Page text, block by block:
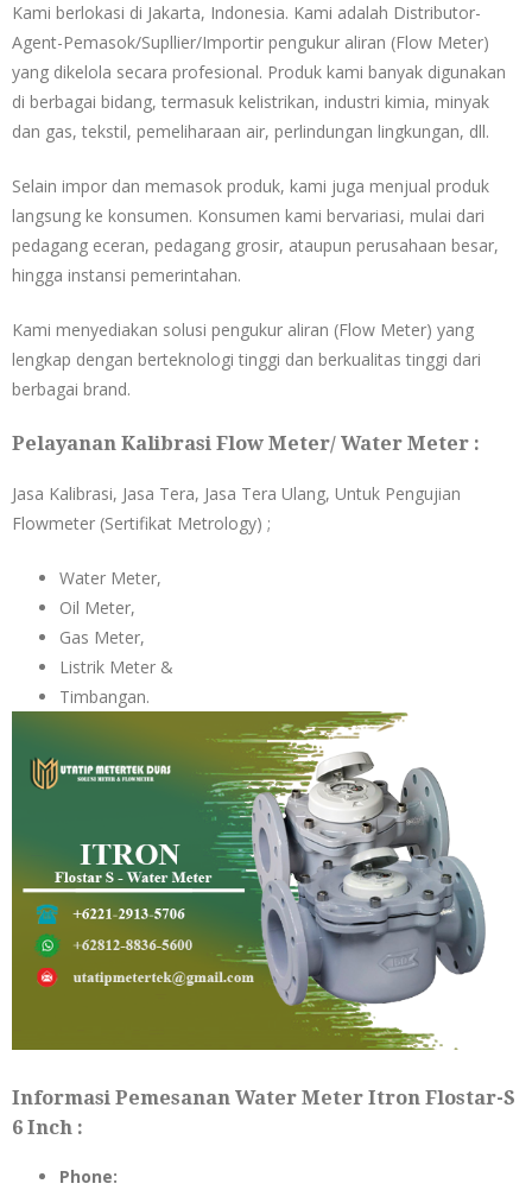
Kami berlokasi di Jakarta, Indonesia. Kami adalah Distributor-
Agent-Pemasok/Supllier/Importir pengukur aliran (Flow Meter)
yang dikelola secara profesional. Produk kami banyak digunakan
di berbagai bidang, termasuk kelistrikan, industri kimia, minyak
dan gas, tekstil, pemeliharaan air, perlindungan lingkungan, dll.
Selain impor dan memasok produk, kami juga menjual produk
langsung ke konsumen. Konsumen kami bervariasi, mulai dari
pedagang eceran, pedagang grosir, ataupun perusahaan besar,
hingga instansi pemerintahan.
Kami menyediakan solusi pengukur aliran (Flow Meter) yang
lengkap dengan berteknologi tinggi dan berkualitas tinggi dari
berbagai brand.
Pelayanan Kalibrasi Flow Meter/ Water Meter :
Jasa Kalibrasi, Jasa Tera, Jasa Tera Ulang, Untuk Pengujian
Flowmeter (Sertifikat Metrology) ;
Water Meter,
Oil Meter,
Gas Meter,
Listrik Meter &
Timbangan.
Informasi Pemesanan Water Meter Itron Flostar-S
6 Inch :
Phone: